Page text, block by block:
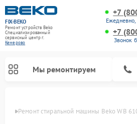
FIX-BEKO
Ремонт устройств Beko
Специализированный
cервисный центр г.
Кемерово
+7
+7
Звонок
Мы ремонтируем
Ремонт стиральной машины Beko WB